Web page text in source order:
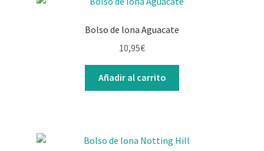
Bolso de lona Aguacate
10,95€
Añadir al carrito